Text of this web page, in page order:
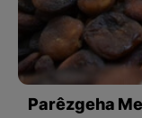
Parêzgeha